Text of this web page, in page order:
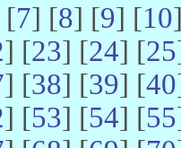
[7] [8] [9] [10
] [23] [24] [25
] [38] [39] [40
] [53] [54] [55